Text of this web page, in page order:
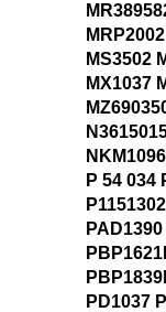
MS3502
MX1037
P 54 034
PD1037